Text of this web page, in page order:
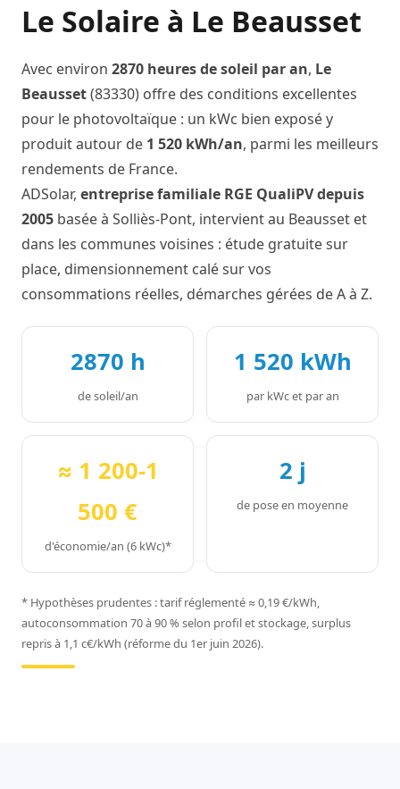
Le Solaire à Le Beausset
Avec environ 2870 heures de soleil par an, Le
Beausset(83330) offre des conditions excellentes
pour le photovoltaïque : un kWc bien exposé y
produit autour de 1 520 kWh/an, parmi les meilleurs
rendements de France.
ADSolar, entreprise familiale RGE QualiPV depuis
2005 basée à Solliès-Pont, intervient au Beausset et
dans les communes voisines : étude gratuite sur
place, dimensionnement calé sur vos
consommations réelles, démarches gérées de A à Z.
2870 h
de soleil/an
1 520 kWh
par kWc et par an
≈ 1 200-1
500 €
d'économie/an (6 kWc)*
2 j
de pose en moyenne
* Hypothèses prudentes : tarif réglementé ≈ 0,19 €/kWh,
autoconsommation 70 à 90 % selon profil et stockage, surplus
repris à 1,1 c€/kWh (réforme du 1er juin 2026).